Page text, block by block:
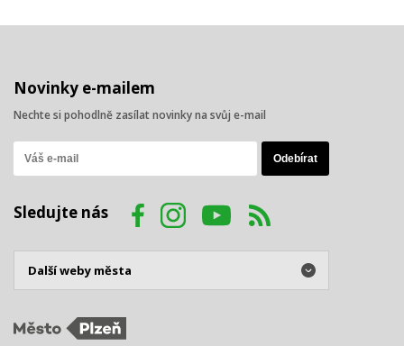
Novinky e-mailem
Nechte si pohodlně zasílat novinky na svůj e-mail
Sledujte nás